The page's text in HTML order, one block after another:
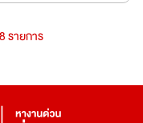
รายการ